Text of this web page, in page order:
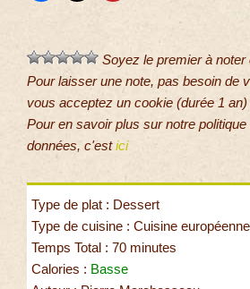
Soyez le premier à noter
Pour laisser une note, pas besoin de
vous acceptez un cookie (durée 1
Pour en savoir plus sur notre
données, c'estici
Type de plat : Dessert
Type de cuisine : Cuisine européenne
Temps Total : 70 minutes
Calories : Basse